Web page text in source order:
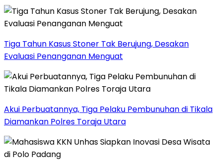
Tiga Tahun Kasus Stoner Tak Berujung, Desakan
Evaluasi Penanganan Menguat
Akui Perbuatannya, Tiga Pelaku Pembunuhan di Tikala
Diamankan Polres Toraja Utara